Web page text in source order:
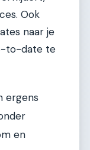
Ook
naar je
to-date te
ergens
en